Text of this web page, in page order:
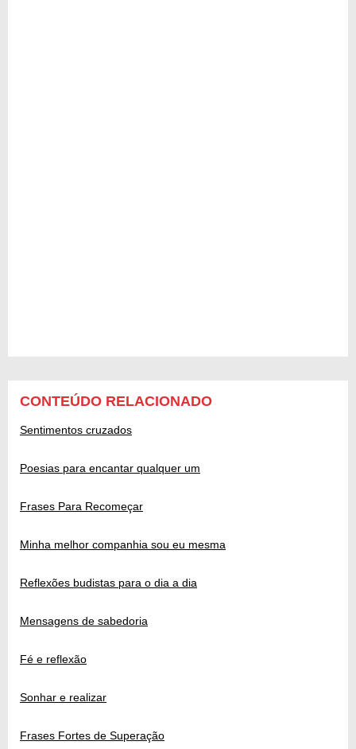
CONTEÚDO RELACIONADO
Sentimentos cruzados
Poesias para encantar qualquer um
Frases Para Recomeçar
Minha melhor companhia sou eu mesma
Reflexões budistas para o dia a dia
Mensagens de sabedoria
Fé e reflexão
Sonhar e realizar
Frases Fortes de Superação